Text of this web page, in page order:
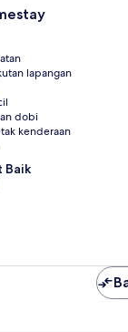
lapangan
dobi
kenderaan
Baik